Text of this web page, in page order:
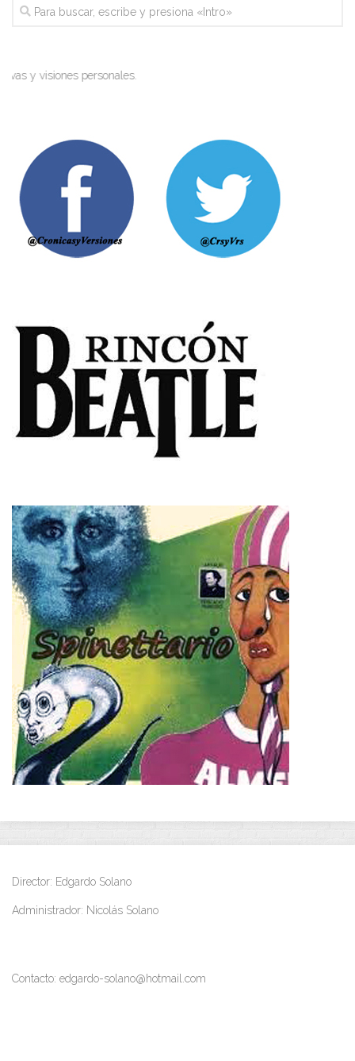
personales.
Director: Edgardo Solano
Administrador: Nicolás Solano
Contacto: edgardo-solano@hotmail.com